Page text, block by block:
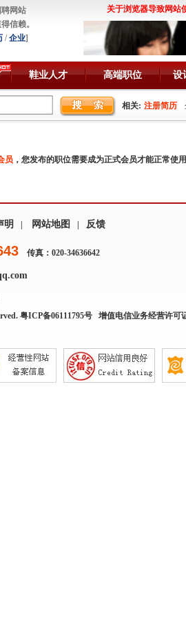
网站
信赖。
/企业]
关于浏览器导致网站
鞋业人才 高端职位 设
相关: 注册简历
员 ，您发布的职位需要成为正式会员才能正常使
明 网站地图 反馈
传真：020-34636642
粤ICP备06111795号 增值电信业务经营许可